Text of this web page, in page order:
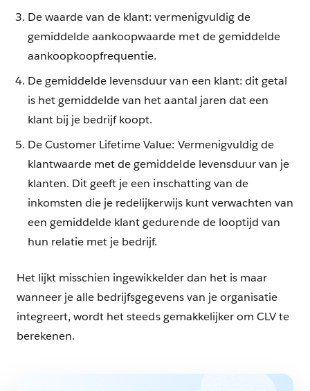
De waarde van de klant: vermenigvuldig de
gemiddelde aankoopwaarde met de gemiddelde
aankoopkoopfrequentie.
De gemiddelde levensduur van een klant: dit getal
is het gemiddelde van het aantal jaren dat een
klant bij je bedrijf koopt.
De Customer Lifetime Value: Vermenigvuldig de
klantwaarde met de gemiddelde levensduur van je
klanten. Dit geeft je een inschatting van de
inkomsten die je redelijkerwijs kunt verwachten van
een gemiddelde klant gedurende de looptijd van
hun relatie met je bedrijf.
Het lijkt misschien ingewikkelder dan het is maar
wanneer je alle bedrijfsgegevens van je organisatie
integreert, wordt het steeds gemakkelijker om CLV te
berekenen.